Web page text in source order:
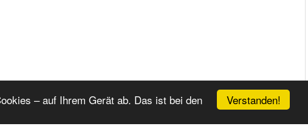
Verstanden!
– auf Ihrem Gerät ab. Das ist bei den